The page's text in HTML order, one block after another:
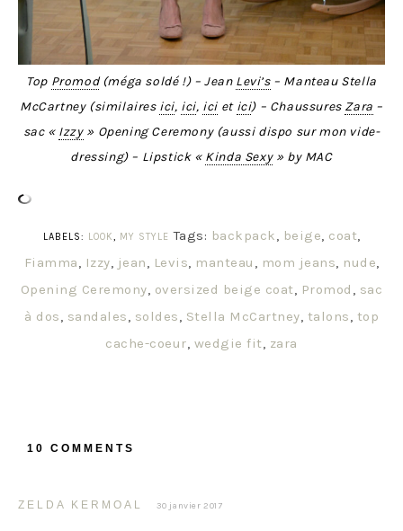
Top Promod(méga soldé !) – Jean Levi’s– Manteau Stella
McCartney (similaires ici, ici, ici et ici) – Chaussures Zara –
sac « Izzy» Opening Ceremony (aussi dispo sur mon vide-
dressing) – Lipstick « Kinda Sexy» by MAC
LABELS: LOOK, MY STYLE Tags: backpack, beige, coat,
Fiamma, Izzy, jean, Levis, manteau , mom jeans, nude,
Opening Ceremony, oversized beige coat, Promod , sac
à dos, sandales, soldes, Stella McCartney, talons, top
cache-coeur, wedgie fit, zara
10 COMMENTS
ZELDA KERMOAL 30 janvier 2017